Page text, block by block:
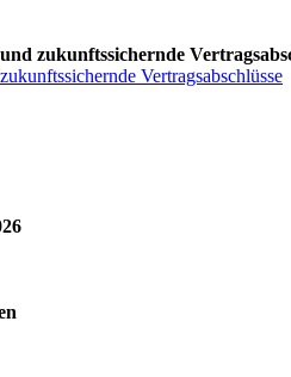
zukunftssichernde
Vertragsabschlüsse